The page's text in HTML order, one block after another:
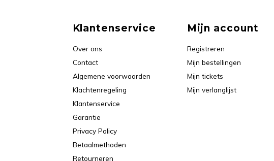
Klantenservice
Over ons
Contact
Algemene voorwaarden
Klachtenregeling
Klantenservice
Garantie
Privacy Policy
Betaalmethoden
Retourneren
Mijn account
Registreren
Mijn bestellingen
Mijn tickets
Mijn verlanglijst